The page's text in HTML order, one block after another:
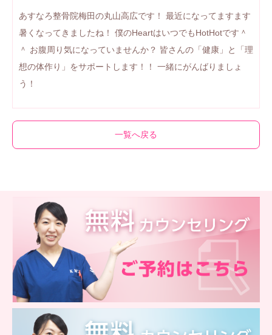
あすなろ整骨院梅田の丸山高広です！ 最近になってますます
暑くなってきましたね！ 僕のHeartはいつでもHotHotです＾
＾ お腹周り気になっていませんか？ 皆さんの「健康」と「理
想の体作り」をサポートします！！ 一緒にがんばりましょ
う！
一覧へ戻る